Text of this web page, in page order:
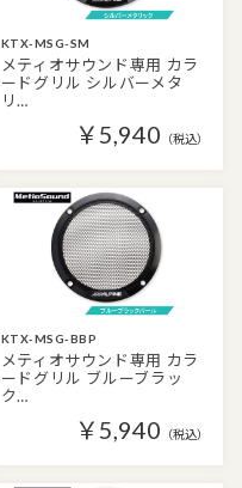
KTX-MSG-SM
メティオサウンド専用 カラ
ードグリル シルバーメタ
リ…
￥5,940 （税込）
KTX-MSG-BBP
メティオサウンド専用 カラ
ードグリル ブルーブラッ
ク…
￥5,940 （税込）